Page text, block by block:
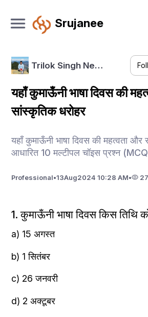
Srujanee
Trilok Singh Ne…
यहाँ कुमाऊँनी भाषा दिवस की
सांस्कृतिक धरोहर
यहाँ कुमाऊँनी भाषा दिवस की महत्वता और
आधारित 10 मल्टीपल चॉइस प्रश्न
Professional•13Aug2024 10:28 AM•
1. कुमाऊँनी भाषा दिवस किस तिथि
a) 15 अगस्त
b) 1 सितंबर
c) 26 जनवरी
d) 2 अक्टूबर